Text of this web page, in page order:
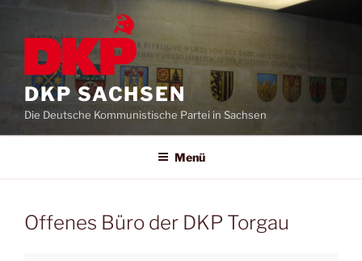
DKP SACHSEN
Die Deutsche Kommunistische Partei in Sachsen
Menü
Offenes Büro der DKP Torgau